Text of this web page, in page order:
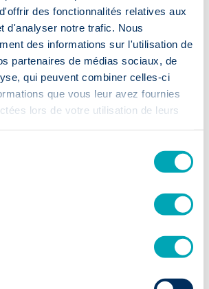
des fonctionnalités relatives aux
d'analyser notre trafic. Nous
des informations sur l'utilisation de
partenaires de médias sociaux, de
qui peuvent combiner celles-ci
que vous leur avez fournies
lors de votre utilisation de leurs
liés :
Appraisal avec Emmanuelle
de l’actualité RH, de nos offres
liés aux secteurs des sciences de la vie